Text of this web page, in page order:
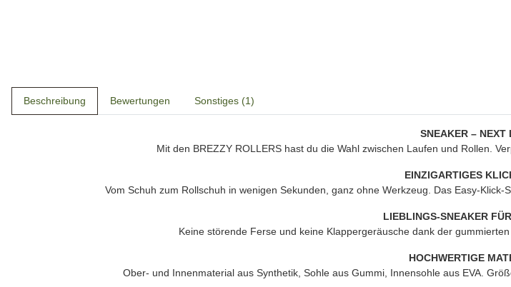
Beschreibung Bewertungen Sonstiges (1)
SNEAKER – NEXT
Mit den BREZZY ROLLERShast du die Wahl zwischen Laufen und Rollen.
EINZIGARTIGES
Vom Schuh zum Rollschuh in wenigen Sekunden, ganz ohne Werkzeug. Das Easy-
LIEBLINGS-SNEAKER
Keine störende Ferse und keine Klappergeräusche dank der
HOCHWERTIGE
Ober- und Innenmaterial aus Synthetik, Sohle aus Gummi, Innensohle aus EVA.